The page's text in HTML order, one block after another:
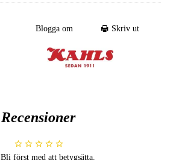
Blogga om Skriv ut
Recensioner
Bli först med att betygsätta.